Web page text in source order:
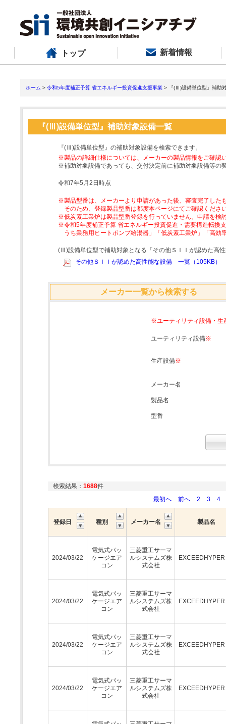
トップ 新着情報
ホーム > 令和5年度補正予算 省エネルギー投資促進支援事業 > 『(Ⅲ)設備単位型』補助
『(Ⅲ)設備単位型』補助対象設備一覧
『(Ⅲ)設備単位型』の補助対象設備を検索できます。
※製品の詳細仕様については、メーカーの製品情報をご確認
※補助対象設備であっても、交付決定前に補助対象設備等の
令和7年5月2日時点
※製品型番は、メーカーより申請があった後、審査完了した
そのため、登録製品型番は都度本ページにてご確認くださ
※低炭素工業炉は製品型番登録を行っていません。申請を検
※令和5年度補正予算 省エネルギー投資促進・需要構造転換
うち業務用ヒートポンプ給湯器」「低炭素工業炉」「高
(Ⅲ)設備単位型で補助対象となる「その他ＳＩＩが認めた高
その他ＳＩＩが認めた高性能な設備 一覧（105KB）
メーカー一覧から検索する
※ユーティリティ設備・生
ユーティリティ設備※
生産設備※
メーカー名
製品名
型番
検索結果： 1688件
最初へ
前へ 2 3 4
登録日 種別 メーカー名 製品名
2024/03/22
電気式パッ
ケージエア
コン
三菱重工サーマ
ルシステムズ株
式会社
2024/03/22
電気式パッ
ケージエア
コン
三菱重工サーマ
ルシステムズ株
式会社
2024/03/22
電気式パッ
ケージエア
コン
三菱重工サーマ
ルシステムズ株
式会社
2024/03/22
電気式パッ
ケージエア
コン
三菱重工サーマ
ルシステムズ株
式会社